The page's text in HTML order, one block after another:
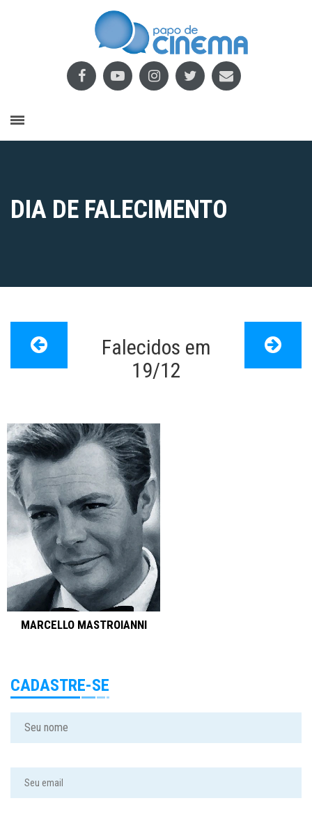
DIA DE FALECIMENTO
Papo de Cinema
Falecidos em
19/12
MARCELLO MASTROIANNI
CADASTRE-SE